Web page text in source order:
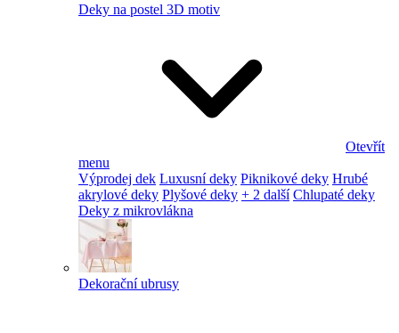
Deky na postel 3D motiv
Otevřít
menu
Výprodej dek Luxusní deky Piknikové deky Hrubé
akrylové deky Plyšové deky + 2 další Chlupaté deky
Deky z mikrovlákna
Dekorační ubrusy